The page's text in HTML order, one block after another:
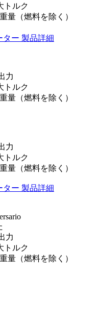
トルク
量（燃料を除く）
ター 製品詳細
力
トルク
量（燃料を除く）
力
トルク
量（燃料を除く）
ター 製品詳細
力
トルク
量（燃料を除く）